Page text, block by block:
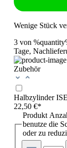
Wenige Stück
3 von
Tage,
Zubehör
Halbzylinder
22,50 €*
Produkt
benutze die
oder zu